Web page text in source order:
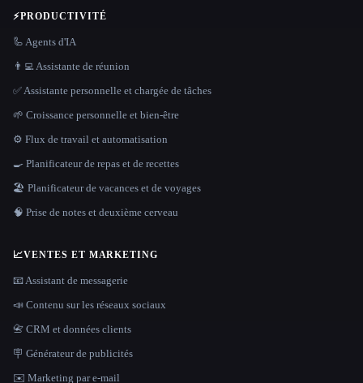
⚡PRODUCTIVITÉ
🦾 Agents d'IA
👨‍💻 Assistante de réunion
✅ Assistante personnelle et chargée de tâches
🌱 Croissance personnelle et bien-être
⚙️ Flux de travail et automatisation
🍳 Planificateur de repas et de recettes
🏖 Planificateur de vacances et de voyages
🧠 Prise de notes et deuxième cerveau
📈VENTES ET MARKETING
📧 Assistant de messagerie
📣 Contenu sur les réseaux sociaux
📇 CRM et données clients
🪧 Générateur de publicités
✉️ Marketing par e-mail